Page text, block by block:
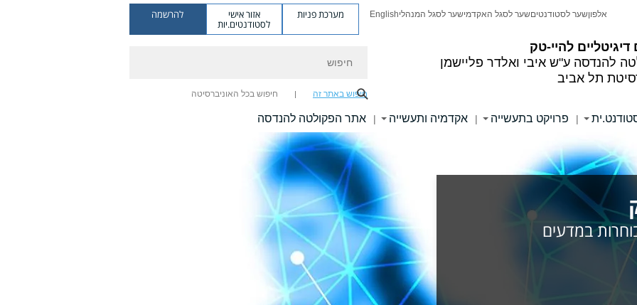
להיי-טק
להנדסה ע"ש איבי ואלדר פליישמן
תל אביב
אלפוןשער לסטודנטיםשער לסגל האקדמישער לסגל המנהליEnglish מערכת פניות אזור אישי
לסטודנטים.יות
להרשמה
חיפוש באתר זה חיפוש בכל האוניברסיטה
| פרויקט בתעשייה | אקדמיה ותעשייה | אתר הפקולטה להנדסה
במדעים